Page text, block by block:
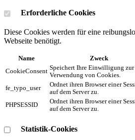
Erforderliche Cookies
Diese Cookies werden für eine
Webseite benötigt.
Name Zweck
CookieConsent Speichert Ihre Einwilligung zur
Verwendung von Cookies.
fe_typo_user
Ordnet ihren Browser einer
auf dem Server zu.
PHPSESSID
Ordnet ihren Browser einer
auf dem Server zu.
Statistik-Cookies